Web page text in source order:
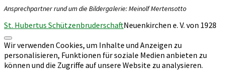
Ansprechpartner rund um die Bildergalerie: Meinolf Mertensotto
St. Hubertus SchützenbruderschaftNeuenkirchen e. V. von 1928
Nach
oben
scrollen
Wir verwenden Cookies, um Inhalte und Anzeigen zu
personalisieren, Funktionen für soziale Medien anbieten zu
können und die Zugriffe auf unsere Website zu analysieren.